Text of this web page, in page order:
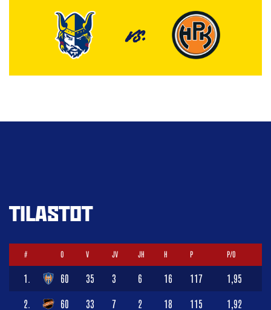
VS.
TILASTOT
# O V JV JH H P P/O
1. 60 35 3 6 16 117 1,95
2. 60 33 7 2 18 115 1,92